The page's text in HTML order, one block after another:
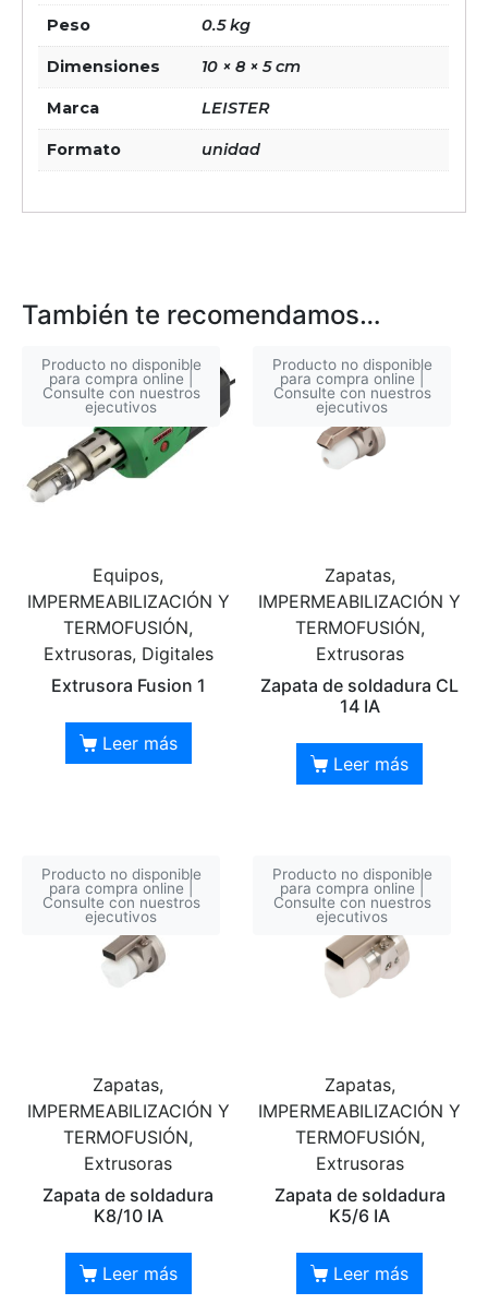
Peso 0.5 kg
Dimensiones 10 × 8 × 5 cm
Marca LEISTER
Formato unidad
También te recomendamos…
Producto no disponible
para compra online |
Consulte con nuestros
ejecutivos
Equipos,
IMPERMEABILIZACIÓN Y
TERMOFUSIÓN,
Extrusoras, Digitales
Extrusora Fusion 1
Leer más
Producto no disponible
para compra online |
Consulte con nuestros
ejecutivos
Zapatas,
IMPERMEABILIZACIÓN Y
TERMOFUSIÓN,
Extrusoras
Zapata de soldadura CL
14 IA
Leer más
Producto no disponible
para compra online |
Consulte con nuestros
ejecutivos
Zapatas,
IMPERMEABILIZACIÓN Y
TERMOFUSIÓN,
Extrusoras
Zapata de soldadura
K8/10 IA
Leer más
Producto no disponible
para compra online |
Consulte con nuestros
ejecutivos
Zapatas,
IMPERMEABILIZACIÓN Y
TERMOFUSIÓN,
Extrusoras
Zapata de soldadura
K5/6 IA
Leer más